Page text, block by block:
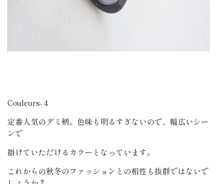
Couleurs-４
定番人気のデミ柄。色味も明るすぎないので、幅広いシー
ンで
掛けていただけるカラーとなっています。
これからの秋冬のファッションとの相性も抜群ではないで